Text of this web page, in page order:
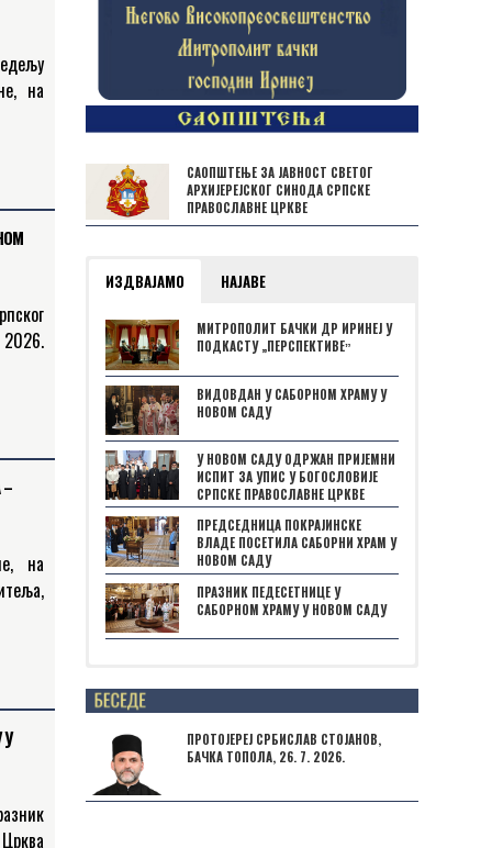
на
2026.
је
на
САОПШТЕЊЕ ЗА ЈАВНОСТ СВЕТОГ
АРХИЈЕРЕЈСКОГ СИНОДА СРПСКЕ
ПРАВОСЛАВНЕ ЦРКВЕ
ИЗДВАЈАМО НАЈАВЕ
МИТРОПОЛИТ БАЧКИ ДР ИРИНЕЈ У
ПОДКАСТУ „ПЕРСПЕКТИВЕˮ
ВИДОВДАН У САБОРНОМ ХРАМУ У
НОВОМ САДУ
У НОВОМ САДУ ОДРЖАН ПРИЈЕМНИ
ИСПИТ ЗА УПИС У БОГОСЛОВИЈЕ
СРПСКЕ ПРАВОСЛАВНЕ ЦРКВЕ
ПРЕДСЕДНИЦА ПОКРАЈИНСКЕ
ВЛАДЕ ПОСЕТИЛА САБОРНИ ХРАМ У
НОВОМ САДУ
ПРАЗНИК ПЕДЕСЕТНИЦЕ У
САБОРНОМ ХРАМУ У НОВОМ САДУ
Posts not found
ПРОТОЈЕРЕЈ СРБИСЛАВ СТОЈАНОВ,
БАЧКА ТОПОЛА, 26. 7. 2026.